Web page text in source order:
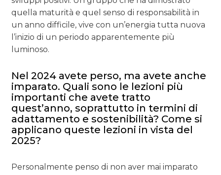
quella maturità e quel senso di responsabilità in
un anno difficile, vive con un’energia tutta nuova
l’inizio di un periodo apparentemente più
luminoso.
Nel 2024 avete perso, ma avete anche
imparato. Quali sono le lezioni più
importanti che avete tratto
quest’anno, soprattutto in termini di
adattamento e sostenibilità? Come si
applicano queste lezioni in vista del
2025?
Personalmente penso di non aver mai imparato